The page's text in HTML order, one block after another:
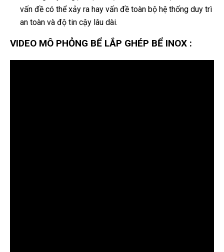
vấn đề có thể xảy ra hay vấn đề toàn bộ hệ thống duy trì
an toàn và độ tin cậy lâu dài.
VIDEO MÔ PHỎNG BỂ LẮP GHÉP BỂ INOX :